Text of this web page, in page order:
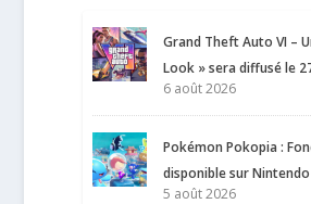
Grand Theft Auto VI –
Look » sera diffusé le
6 août 2026
Pokémon Pokopia :
disponible sur
5 août 2026